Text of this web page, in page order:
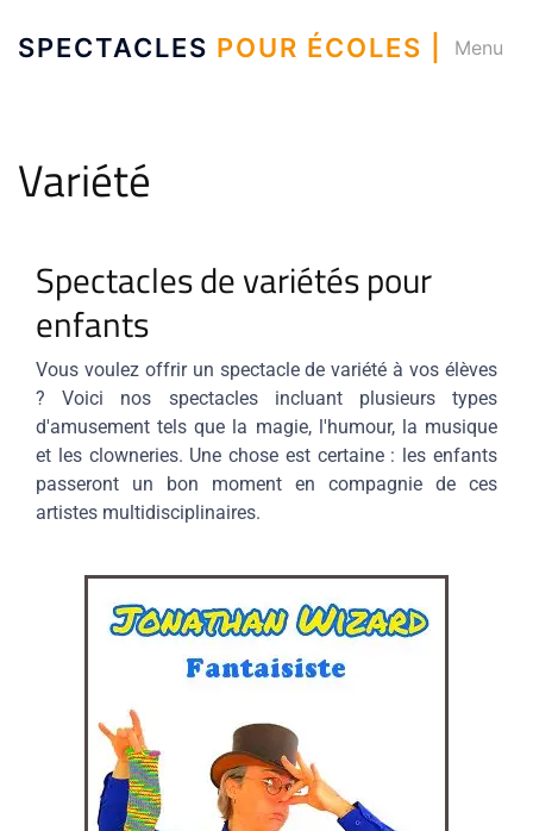
SPECTACLES POUR ÉCOLES | Menu
Variété
Spectacles de variétés pour
enfants
Vous voulez offrir un spectacle de variété à vos élèves
? Voici nos spectacles incluant plusieurs types
d'amusement tels que la magie, l'humour, la musique
et les clowneries. Une chose est certaine : les enfants
passeront un bon moment en compagnie de ces
artistes multidisciplinaires.